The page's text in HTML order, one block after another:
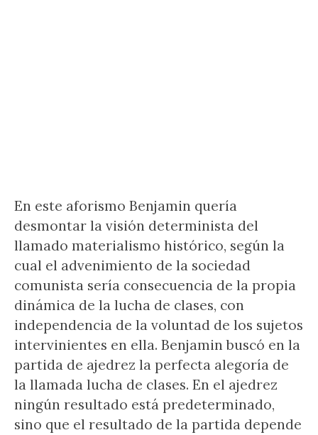
En este aforismo Benjamin quería
desmontar la visión determinista del
llamado materialismo histórico, según la
cual el advenimiento de la sociedad
comunista sería consecuencia de la propia
dinámica de la lucha de clases, con
independencia de la voluntad de los sujetos
intervinientes en ella. Benjamin buscó en la
partida de ajedrez la perfecta alegoría de
la llamada lucha de clases. En el ajedrez
ningún resultado está predeterminado,
sino que el resultado de la partida depende